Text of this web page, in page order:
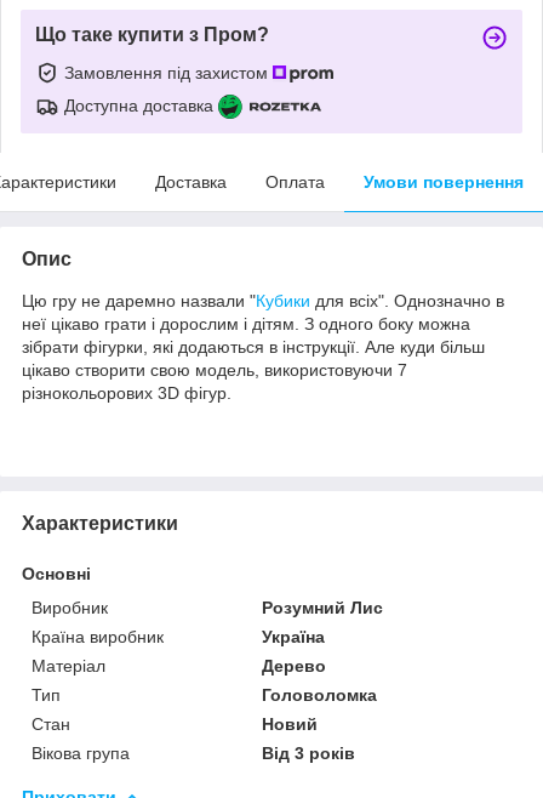
Що таке купити з Пром?
Замовлення під захистом
Доступна доставка
Доставка Оплата Умови повернення
Опис
Цю гру не даремно назвали "Кубики для всіх". Однозначно в
неї цікаво грати і дорослим і дітям. З одного боку можна
зібрати фігурки, які додаються в інструкції. Але куди більш
цікаво створити свою модель, використовуючи 7
різнокольорових 3D фігур.
Характеристики
Основні
Виробник
Розумний Лис
Країна виробник
Україна
Матеріал
Дерево
Тип
Головоломка
Стан
Новий
Вікова група
Від 3 років